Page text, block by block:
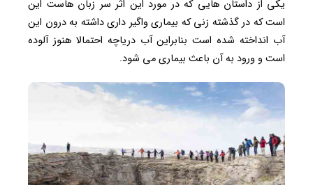
یکی از داستان هایی که در مورد این اثر سر زبان هاست این
است که در گذشته زنی که بیماری واگیر داری داشته به درون این
آب انداخته شده است بنابراین آب دریاچه احتمالا هنوز آلوده
است و ورود به آن باعث بیماری می شود.